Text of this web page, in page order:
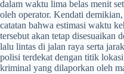
dalam waktu lima belas menit
oleh operator. Kendati
catatan bahwa estimasi waktu
tersebut akan tetap disesuaikan
lalu lintas di jalan raya serta
polisi terdekat dengan titik
kriminal yang dilaporkan oleh